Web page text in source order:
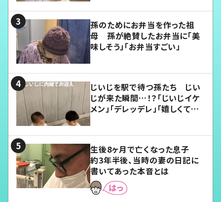
孫のためにお弁当を作った祖
母 孫が絶賛したお弁当に「美
味しそう」「お弁当すごい」
じいじを駅で待つ孫たち じい
じが来た瞬間…！？「じいじイケ
メン」「デレッデレ」「嬉しくて可
生後8ヶ月で亡くなった息子
約3年半後、当時の妻の日記に
書いてあった本音とは